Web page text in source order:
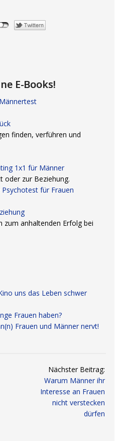
E-Books!
finden, verführen und
1x1 für Männer
oder zur Beziehung.
für Frauen
zum anhaltenden Erfolg bei
uns das Leben schwer
Frauen haben?
Frauen und Männer nervt!
Nächster Beitrag:
Warum Männer ihr
Interesse an Frauen
nicht verstecken
dürfen